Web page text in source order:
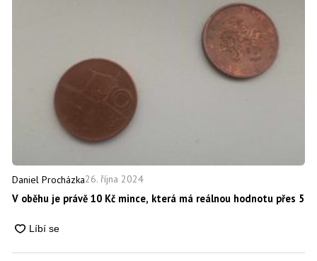
Daniel Procházka26. října 2024
V oběhu je právě 10 Kč mince, která má reálnou hodnotu přes